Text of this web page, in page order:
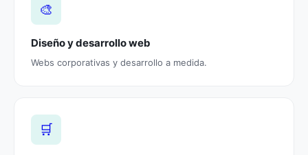
🎨
Diseño y desarrollo web
Webs corporativas y desarrollo a medida.
🛒